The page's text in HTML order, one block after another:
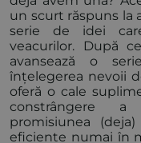
un scurt răspuns la
serie de idei
veacurilor. După
avansează o
înțelegerea nevoii
oferă o cale
constrângere
promisiunea
eficiente numai în